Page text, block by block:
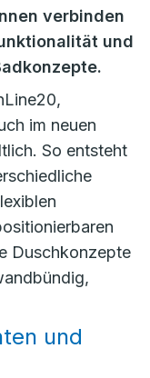
verbinden
und
im neuen
So entsteht
Duschkonzepte
und